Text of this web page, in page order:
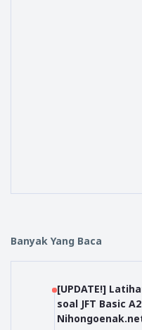
Banyak Yang Baca
[UPDATE!]
soal JFT Basic